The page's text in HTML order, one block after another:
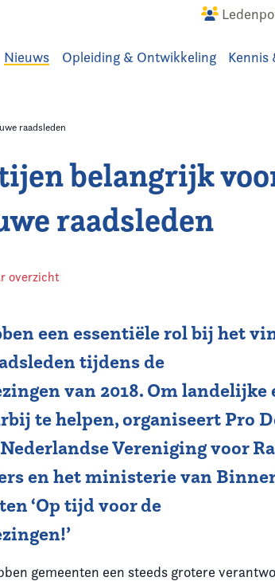
Nieuws Opleiding & Ontwikkeling Kennis
raadsleden
belangrijk
raadsleden
overzicht
een essentiële rol bij het
tijdens de
van 2018. Om landelijke
te helpen, organiseert Pro
Vereniging voor
en het ministerie van
‘Op tijd voor de
gemeenten een steeds grotere